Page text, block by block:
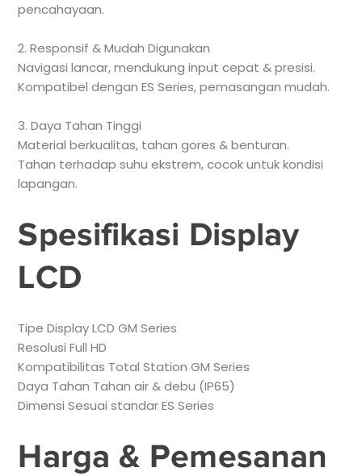
pencahayaan.
2. Responsif & Mudah Digunakan
Navigasi lancar, mendukung input cepat & presisi.
Kompatibel dengan ES Series, pemasangan mudah.
3. Daya Tahan Tinggi
Material berkualitas, tahan gores & benturan.
Tahan terhadap suhu ekstrem, cocok untuk kondisi
lapangan.
Spesifikasi Display
LCD
Tipe Display LCD GM Series
Resolusi Full HD
Kompatibilitas Total Station GM Series
Daya Tahan Tahan air & debu (IP65)
Dimensi Sesuai standar ES Series
Harga & Pemesanan